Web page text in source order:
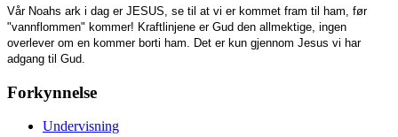
Vår Noahs ark i dag er JESUS, se til at vi er kommet fram til ham, før
"vannflommen" kommer! Kraftlinjene er Gud den allmektige, ingen
overlever om en kommer borti ham. Det er kun gjennom Jesus vi har
adgang til Gud.
Forkynnelse
Undervisning